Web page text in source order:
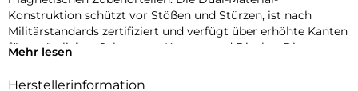
Konstruktion schützt vor Stößen und Stürzen, ist nach
Militärstandards zertifiziert und verfügt über erhöhte Kanten
für zusätzlichen Schutz von Kamera und Display. Die
Recyclingmaterial machen ICY MAG zu einer sicheren und
Mehr lesen
Herstellerinformation